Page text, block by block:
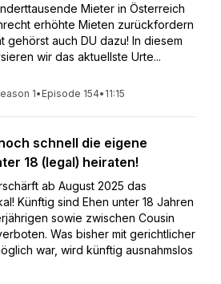
Mieter in Österreich
erhöhte Mieten zurückfordern
gehörst auch DU dazu! In diesem
wir das aktuellste Urte...
1• Episode 154• 11:15
schnell die eigene
18 (legal) heiraten!
ab August 2025 das
Künftig sind Ehen unter 18 Jahren
sowie zwischen Cousin
Was bisher mit gerichtlicher
war, wird künftig ausnahmslos